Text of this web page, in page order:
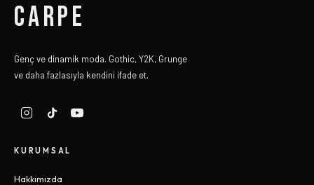
CARPE
Genç ve dinamik moda. Gothic, Y2K, Grunge
ve daha fazlasıyla kendini ifade et.
KURUMSAL
Hakkımızda